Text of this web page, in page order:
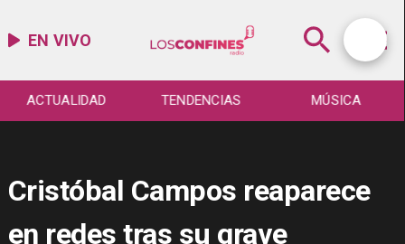
EN VIVO
ACTUALIDAD TENDENCIAS MÚSICA
Cristóbal Campos reaparece
en redes tras su grave